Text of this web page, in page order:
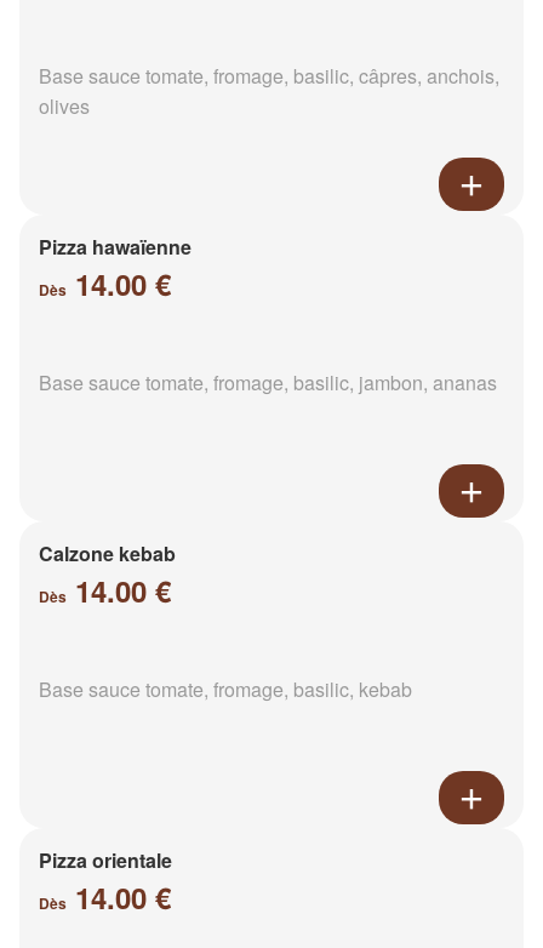
Base sauce tomate, fromage, basilic, câpres, anchois,
olives
Pizza hawaïenne
Dès 14.00 €
Base sauce tomate, fromage, basilic, jambon, ananas
Calzone kebab
Dès 14.00 €
Base sauce tomate, fromage, basilic, kebab
Pizza orientale
Dès 14.00 €